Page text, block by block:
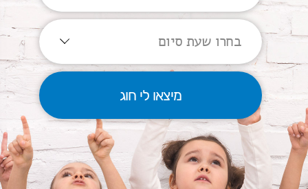
בחרו שעת סיום